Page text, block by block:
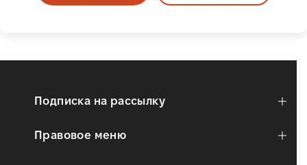
Подписка на рассылку
Правовое меню